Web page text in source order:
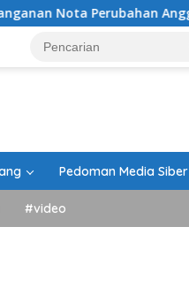
Perubahan Anggaran
Pedoman Media Siber
#video